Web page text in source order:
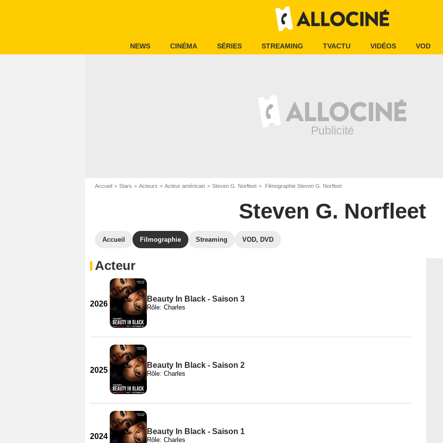
NEWS CINÉMA SÉRIES STREAMING TVACTU VIDÉOS VOD
Accueil Stars Acteurs Acteur américain Steven G. Norfleet Filmographie Steven G. Norfleet
Steven G. Norfleet
Accueil Filmographie Streaming VOD, DVD
Acteur
2026
Beauty In Black - Saison 3
Rôle: Charles
2025
Beauty In Black - Saison 2
Rôle: Charles
2024
Beauty In Black - Saison 1
Rôle: Charles